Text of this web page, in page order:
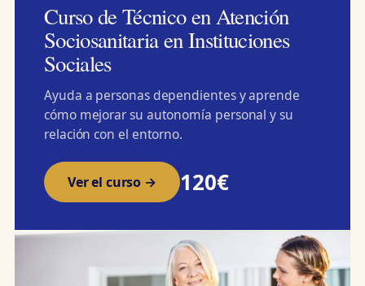
Curso de Técnico en Atención
Sociosanitaria en Instituciones
Sociales
Ayuda a personas dependientes y aprende
cómo mejorar su autonomía personal y su
relación con el entorno.
Ver el curso → 120€